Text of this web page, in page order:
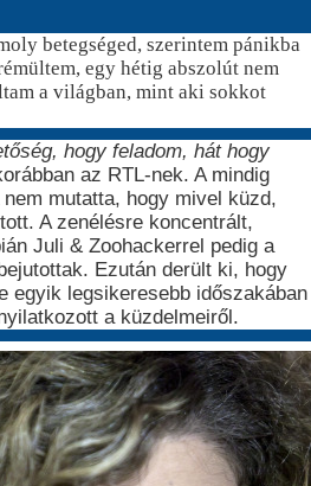
betegséged, szerintem pánikba
egy hétig abszolút nem
a világban, mint aki sokkot
hogy feladom, hát hogy
az RTL-nek. A mindig
mutatta, hogy mivel küzd,
A zenélésre koncentrált,
Juli & Zoohackerrel pedig a
Ezután derült ki, hogy
egyik legsikeresebb időszakában
a küzdelmeiről.